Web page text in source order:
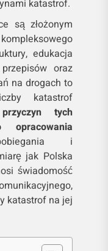
katastrof.
są złożonym
edukacja
oraz
na drogach to
katastrof
tych
i
jak Polska
świadomość
katastrof na jej